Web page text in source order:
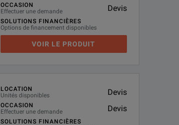
OCCASION
Effectuer une demande
Devis
SOLUTIONS FINANCIÈRES
Options de financement disponibles
VOIR LE PRODUIT
LOCATION
Unités disponibles
Devis
OCCASION
Effectuer une demande
Devis
SOLUTIONS FINANCIÈRES